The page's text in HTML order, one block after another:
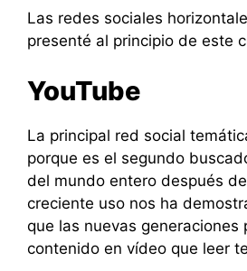
Las redes sociales
presenté al principio de este
YouTube
La principal red social
porque es el segundo
del mundo entero después
creciente uso nos ha
que las nuevas generaciones
contenido en vídeo que leer